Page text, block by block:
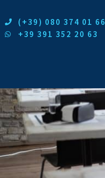
(+39) 080 374 01 66
+39 391 352 20 63